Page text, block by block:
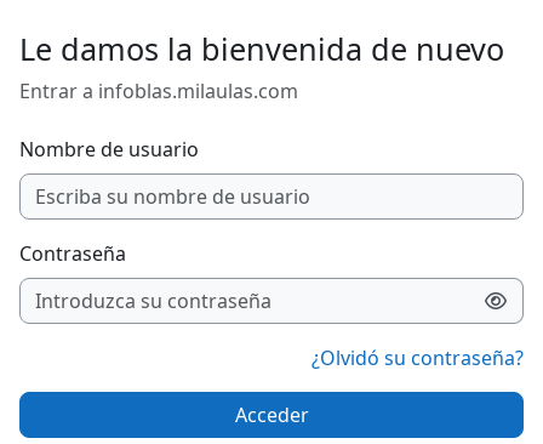
Le damos la bienvenida de nuevo
Entrar a infoblas.milaulas.com
Nombre de usuario
Contraseña
¿Olvidó su contraseña?
Acceder